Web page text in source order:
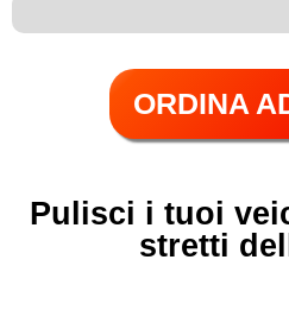
ORDINA
Pulisci i tuoi
stretti